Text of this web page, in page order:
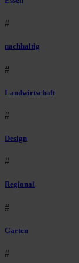
#
nachhaltig
#
Landwirtschaft
#
Design
#
Regional
#
Garten
#